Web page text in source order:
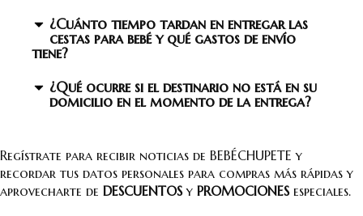
¿Cuánto tiempo tardan en entregar las
cestas para bebé y qué gastos de envío
tiene?
¿Qué ocurre si el destinario no está en su
domicilio en el momento de la entrega?
Regístrate para recibir noticias de BEBÉCHUPETE y
recordar tus datos personales para compras más rápidas y
aprovecharte de DESCUENTOSy PROMOCIONESespeciales.